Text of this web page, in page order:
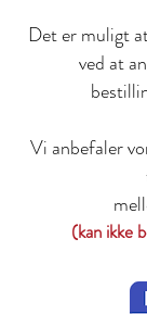
Det er muligt
ved at
Vi anbefaler
(kan ikke